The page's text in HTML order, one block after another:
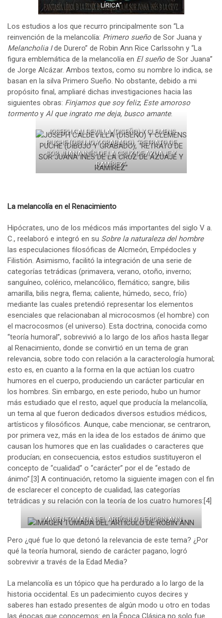
LÍRICA”
Los estudios a los que recurro principalmente son “La
reinvención de la melancolía: Primero sueño de Sor Juana y
Melancholia Ide Durero” de Robin Ann Rice Carlssohn y “La
figura emblemática de la melancolía en El sueño de Sor Juana”
de Jorge Alcázar. Ambos textos, como su nombre lo indica, se
basan en la silva Primero Sueño. No obstante, debido a mi
propósito final, ampliaré dichas investigaciones hacia las
siguientes obras: Finjamos que soy feliz, Este amoroso
tormento y Al que ingrato me deja, busco amante.
JOSEPH CALDEVILLA (DISEÑO) Y CLEMENS
PUCHE (DIBUJO Y GRABADO), “RETRATO DE
SOR JUANA INÉS DE LA CRUZ DE AZUAJE Y
RAMÍREZ”
La melancolía en el Renacimiento
Hipócrates, uno de los médicos más importantes del siglo V a.
C., reelaboró e integró en su Sobre la naturaleza del hombre
las especulaciones filosóficas de Alcmeón, Empédocles y
Filistión. Asimismo, facilitó la integración de una serie de
categorías tetrádicas (primavera, verano, otoño, inverno;
sanguíneo, colérico, melancólico, flemático; sangre, bilis
amarilla, bilis negra, flema; caliente, húmedo, seco, frío)
mediante las cuales pretendió representar los elementos
esenciales que relacionaban al microcosmos (el hombre) con
el macrocosmos (el universo). Esta doctrina, conocida como
“teoría humoral”, sobrevivió a lo largo de los años hasta llegar
al Renacimiento, donde se convirtió en un tema de gran
relevancia, sobre todo con relación a la caracterología humoral;
esto es, en cuanto a la forma en la que actúan los cuatro
humores en el cuerpo, produciendo un carácter particular en
los hombres. Sin embargo, en este periodo, hubo un humor
más estudiado que el resto, aquel que producía la melancolía,
un tema al que fueron dedicados diversos estudios médicos,
artísticos y filosóficos. Aunque, cabe mencionar, se centraron,
por primera vez, más en la idea de los estados de ánimo que
causan los humores que en las cualidades o caracteres que
producían; en consecuencia, estos estudios sustituyeron el
concepto de “cualidad” o “carácter” por el de “estado de
ánimo”.[3] A continuación, retomo la siguiente imagen con el fin
de esclarecer el concepto de cualidad, las categorías
tetrádicas y su relación con la teoría de los cuatro humores:[4]
IMAGEN TOMADA DEL ARTÍCULO DE ROBIN ANN
Pero ¿qué fue lo que detonó la relevancia de este tema? ¿Por
qué la teoría humoral, siendo de carácter pagano, logró
sobrevivir a través de la Edad Media?
La melancolía es un tópico que ha perdurado a lo largo de la
historia occidental. Es un padecimiento cuyos decires y
saberes han estado presentes de algún modo u otro en todas
las épocas que conocemos: en la Época Clásica no solo fue